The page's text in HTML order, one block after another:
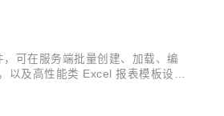
可在服务端批量创建、加载、编
及高性能类 Excel 报表模板设计